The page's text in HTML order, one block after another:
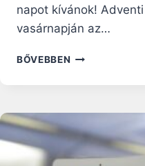
napot kívánok!
vasárnapján az…
BŐVEBBEN FERENC
BÍZZUK
MAGUNKAT
ISTENRE
ÉS